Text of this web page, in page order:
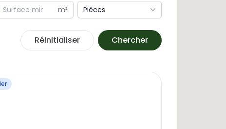
m² Pièces
Réinitialiser Chercher